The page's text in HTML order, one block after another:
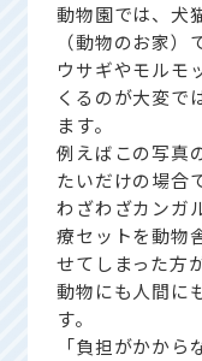
動物園では、犬
（動物のお家）
ウサギやモルモ
くるのが大変で
ます。
例えばこの写真
たいだけの場合
わざわざカンガ
療セットを動物
せてしまった方が
動物にも人間に
す。
「負担がかか